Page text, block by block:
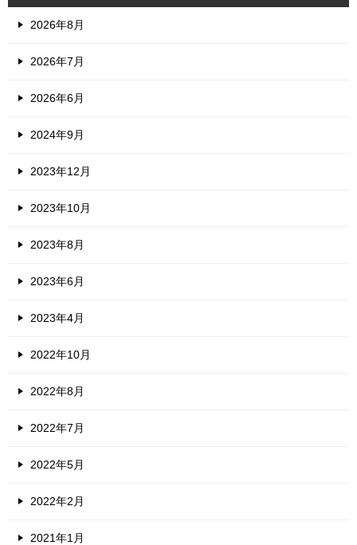
2026年8月
2026年7月
2026年6月
2024年9月
2023年12月
2023年10月
2023年8月
2023年6月
2023年4月
2022年10月
2022年8月
2022年7月
2022年5月
2022年2月
2021年1月